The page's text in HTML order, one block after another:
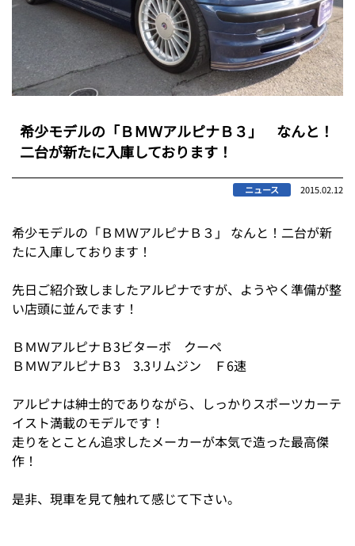
希少モデルの「ＢＭＷアルピナＢ３」 なんと！
二台が新たに入庫しております！
ニュース 2015.02.12
希少モデルの「ＢＭＷアルピナＢ３」 なんと！二台が新
たに入庫しております！
先日ご紹介致しましたアルピナですが、ようやく準備が整
い店頭に並んでます！
ＢＭＷアルピナＢ3ビターボ クーペ
ＢＭＷアルピナＢ3 3.3リムジン Ｆ6速
アルピナは紳士的でありながら、しっかりスポーツカーテ
イスト満載のモデルです！
走りをとことん追求したメーカーが本気で造った最高傑
作！
是非、現車を見て触れて感じて下さい。